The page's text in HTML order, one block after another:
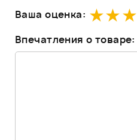
Ваша оценка:
Впечатления о товаре: